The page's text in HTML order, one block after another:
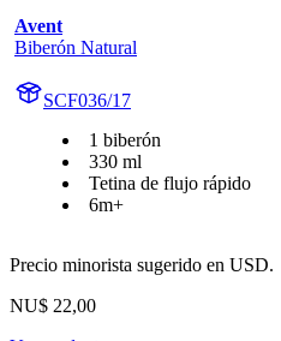
Avent
Biberón Natural
SCF036/17
1 biberón
330 ml
Tetina de flujo rápido
6m+
Precio minorista sugerido en USD.
NU$ 22,00